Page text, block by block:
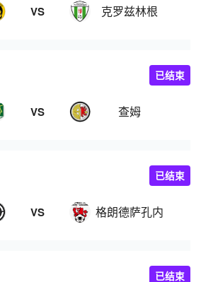
VS 克罗兹林根
VS 查姆
已结束
VS 格朗德萨孔内
已结束
已结束